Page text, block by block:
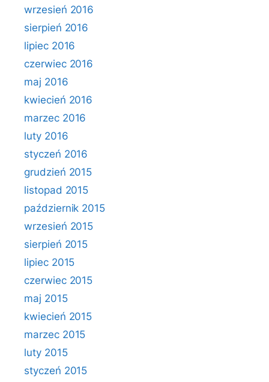
wrzesień 2016
sierpień 2016
lipiec 2016
czerwiec 2016
maj 2016
kwiecień 2016
marzec 2016
luty 2016
styczeń 2016
grudzień 2015
listopad 2015
październik 2015
wrzesień 2015
sierpień 2015
lipiec 2015
czerwiec 2015
maj 2015
kwiecień 2015
marzec 2015
luty 2015
styczeń 2015